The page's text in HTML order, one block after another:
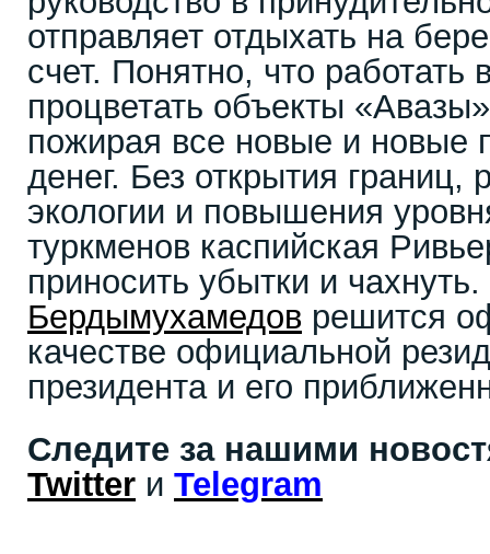
отправляет отдыхать на
счет. Понятно, что
процветать объекты
пожирая все новые и новые
денег. Без открытия границ,
экологии и повышения
туркменов каспийская
приносить убытки и
Бердымухамедов решится
качестве официальной
президента и его
Следите за нашими
Twitter и Telegram